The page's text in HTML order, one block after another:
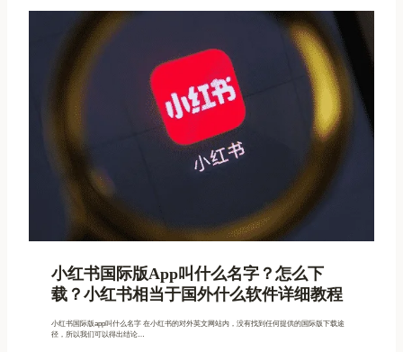
小红书国际版app叫什么名字？怎么下
载？小红书相当于国外什么软件详细教程
小红书国际版app叫什么名字 在小红书的对外英文网站内，没有找到任何提供的国际版下载途
径，所以我们可以得出结论…